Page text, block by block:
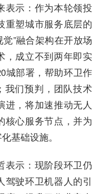
表示 ：作为本轮领投
重塑城市服务底层的
”融合架构在开放场
，成立不到两年即实
城部署，帮助环卫作
我们预判，团队技术
进，将加速推动无人
核心服务节点，并为
基础设施。
表示 ：现阶段环卫仍
驾驶环卫机器人的引